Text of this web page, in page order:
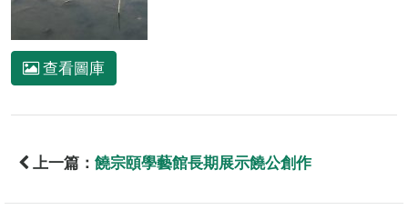
查看圖庫
上一篇： 饒宗頤學藝館長期展示饒公創作